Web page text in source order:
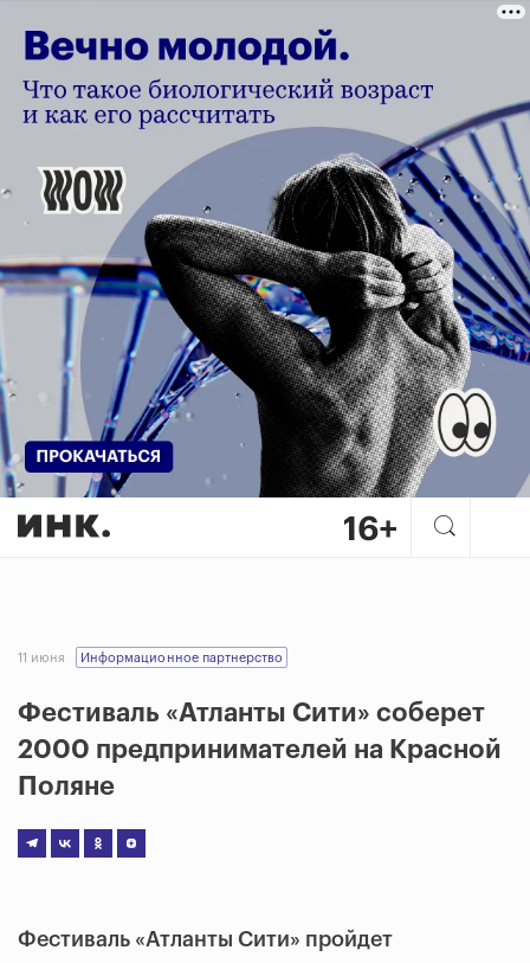
11 июня Информационное партнерство
Фестиваль «Атланты Сити» соберет
2000 предпринимателей на Красной
Поляне
Фестиваль «Атланты Сити» пройдет